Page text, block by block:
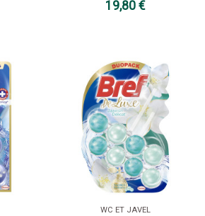
19,80 €
WC ET JAVEL